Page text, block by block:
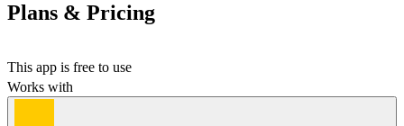
Plans & Pricing
This app is free to use
Works with